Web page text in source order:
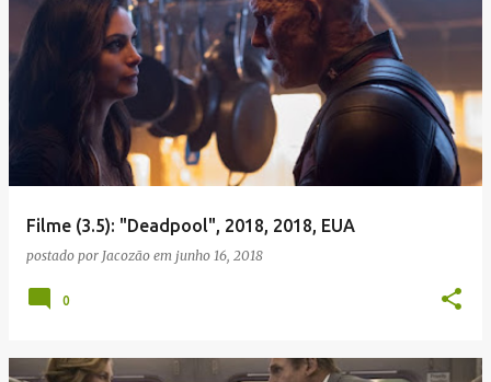
Filme (3.5): "Deadpool", 2018, 2018, EUA
postado por Jacozão em junho 16, 2018
0